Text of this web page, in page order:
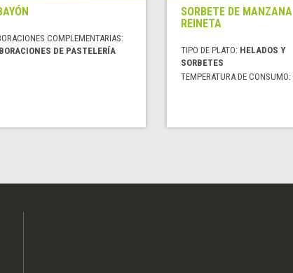
COMPLEMENTARIAS:
DE PASTELERÍA
SORBETE DE MANZANA
REINETA
TIPO DE PLATO: HELADOS Y
SORBETES
TEMPERATURA DE CONSUMO: